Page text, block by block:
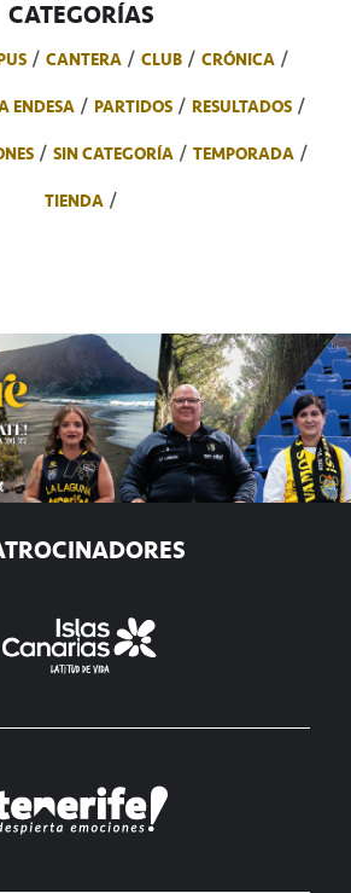
CATEGORÍAS
CANTERA CLUB
CRÓNICA
ENDESA PARTIDOS
RESULTADOS
SIN CATEGORÍA
TEMPORADA
TIENDA